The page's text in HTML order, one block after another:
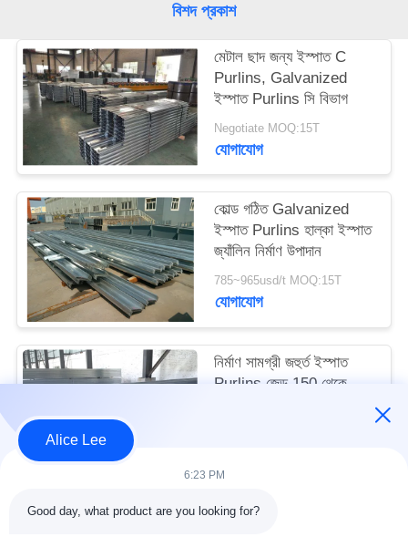
করুন
খবর
মামলা
সাইট
ম্যাপ
গোপনীয়তা
নীতি
বিশদ প্রকাশ
মেটাল ছাদ জন্য ইস্পাত C
Purlins, Galvanized
ইস্পাত Purlins সি বিভাগ
Negotiate MOQ:15T
যোগাযোগ
কোল্ড গঠিত Galvanized
ইস্পাত Purlins হাল্কা ইস্পাত
জ্যাঁলিন নির্মাণ উপাদান
785~965usd/t MOQ:15T
যোগাযোগ
নির্মাণ সামগ্রী জহুর্ত ইস্পাত
Purlins জেড 150 থেকে
Alice Lee
6:23 PM
Good day, what product are you looking for?